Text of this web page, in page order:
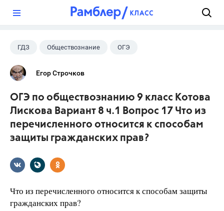
ГДЗ Обществознание ОГЭ
9 класс
Егор Строчков
ОГЭ по обществознанию 9 класс Котова
Лискова Вариант 8 ч.1 Вопрос 17 Что из
перечисленного относится к способам
защиты гражданских прав?
Что из перечисленного относится к способам защиты
гражданских прав?